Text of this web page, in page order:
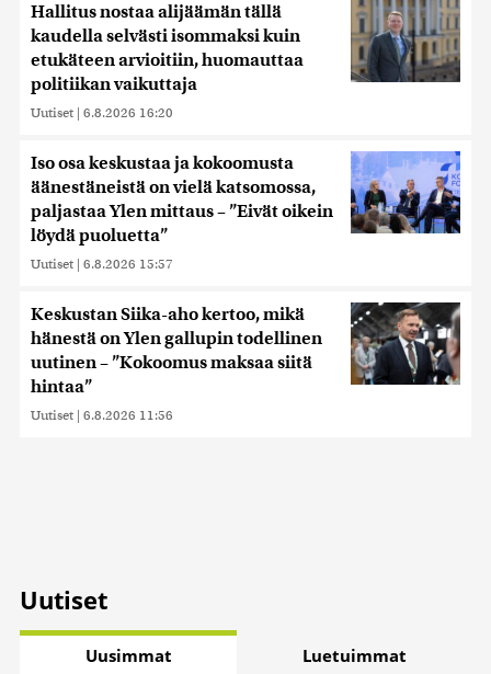
Hallitus nostaa alijäämän tällä
kaudella selvästi isommaksi kuin
etukäteen arvioitiin, huomauttaa
politiikan vaikuttaja
Uutiset | 6.8.2026 16:20
Iso osa keskustaa ja kokoomusta
äänestäneistä on vielä katsomossa,
paljastaa Ylen mittaus – ”Eivät oikein
löydä puoluetta”
Uutiset | 6.8.2026 15:57
Keskustan Siika-aho kertoo, mikä
hänestä on Ylen gallupin todellinen
uutinen – ”Kokoomus maksaa siitä
hintaa”
Uutiset | 6.8.2026 11:56
Uutiset
Uusimmat Luetuimmat